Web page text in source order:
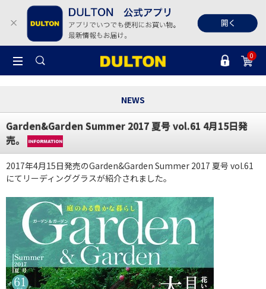
0
NEWS
Garden&Garden Summer 2017 夏号 vol.61 4月15日発
売。
2017年4月15日発売のGarden&Garden Summer 2017 夏号 vol.61
にてリーディンググラスが紹介されました。